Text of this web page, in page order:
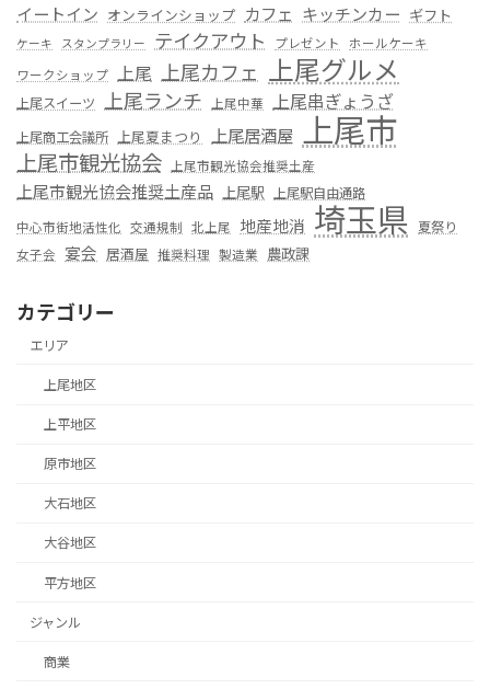
イートイン オンラインショップ カフェ キッチンカー ギフト
ケーキ スタンプラリー テイクアウト プレゼント
ホールケーキ
ワークショップ 上尾 上尾カフェ 上尾グルメ
上尾スイーツ 上尾ランチ 上尾中華 上尾串ぎょうざ
上尾商工会議所 上尾夏まつり 上尾居酒屋 上尾市
上尾市観光協会 上尾市観光協会推奨土産
上尾市観光協会推奨土産品 上尾駅 上尾駅自由通路
中心市街地活性化 交通規制 北上尾 地産地消 埼玉県 夏祭り
女子会 宴会 居酒屋 推奨料理 製造業 農政課
カテゴリー
エリア
上尾地区
上平地区
原市地区
大石地区
大谷地区
平方地区
ジャンル
商業